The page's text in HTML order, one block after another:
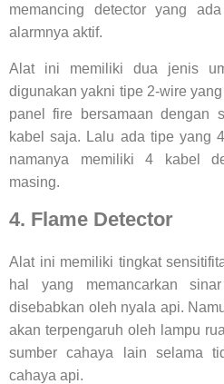
memancing detector yang
alarmnya aktif.
Alat ini memiliki dua jenis
digunakan yakni tipe 2-wire
panel fire bersamaan dengan
kabel saja. Lalu ada tipe yang
namanya memiliki 4 kabel
masing.
4. Flame Detector
Alat ini memiliki tingkat
hal yang memancarkan
disebabkan oleh nyala api.
akan terpengaruh oleh lampu
sumber cahaya lain selama
cahaya api.